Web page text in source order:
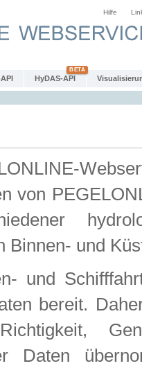
Hilfe
HyDAS-API
von
Binnen- und
und
bereit.
Daten